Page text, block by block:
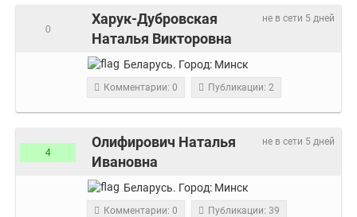
не в сети 5 дней
Харук-Дубровская
Наталья Викторовна
0
Беларусь. Город: Минск
Комментарии: 0 Публикации: 2
не в сети 5 дней
Олифирович Наталья
Ивановна
4
Беларусь. Город: Минск
Комментарии: 0 Публикации: 39